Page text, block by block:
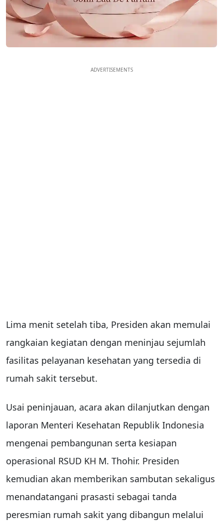
ADVERTISEMENTS
Lima menit setelah tiba, Presiden akan memulai
rangkaian kegiatan dengan meninjau sejumlah
fasilitas pelayanan kesehatan yang tersedia di
rumah sakit tersebut.
Usai peninjauan, acara akan dilanjutkan dengan
laporan Menteri Kesehatan Republik Indonesia
mengenai pembangunan serta kesiapan
operasional RSUD KH M. Thohir. Presiden
kemudian akan memberikan sambutan sekaligus
menandatangani prasasti sebagai tanda
peresmian rumah sakit yang dibangun melalui